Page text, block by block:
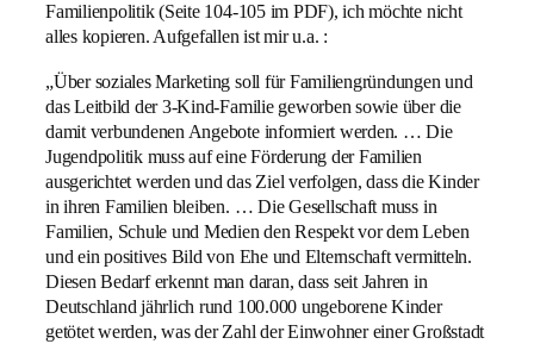
Familienpolitik (Seite 104-105 im PDF), ich möchte nicht
alles kopieren. Aufgefallen ist mir u.a. :
„Über soziales Marketing soll für Familiengründungen und
das Leitbild der 3-Kind-Familie geworben sowie über die
damit verbundenen Angebote informiert werden. … Die
Jugendpolitik muss auf eine Förderung der Familien
ausgerichtet werden und das Ziel verfolgen, dass die Kinder
in ihren Familien bleiben. … Die Gesellschaft muss in
Familien, Schule und Medien den Respekt vor dem Leben
und ein positives Bild von Ehe und Elternschaft vermitteln.
Diesen Bedarf erkennt man daran, dass seit Jahren in
Deutschland jährlich rund 100.000 ungeborene Kinder
getötet werden, was der Zahl der Einwohner einer Großstadt